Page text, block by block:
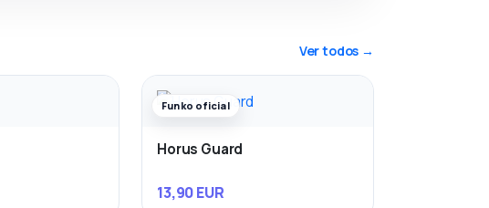
Ver todos →
Funko oficial
Horus Guard
13,90 EUR